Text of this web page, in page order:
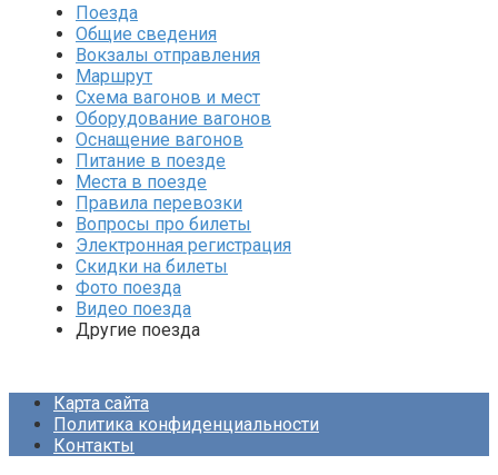
Поезда
Общие сведения
Вокзалы отправления
Маршрут
Схема вагонов и мест
Оборудование вагонов
Оснащение вагонов
Питание в поезде
Места в поезде
Правила перевозки
Вопросы про билеты
Электронная регистрация
Скидки на билеты
Фото поезда
Видео поезда
Другие поезда
Карта сайта
Политика конфиденциальности
Контакты